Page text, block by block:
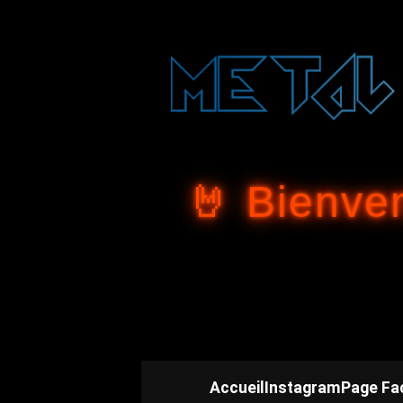
🤘
Accueil Instagram Page